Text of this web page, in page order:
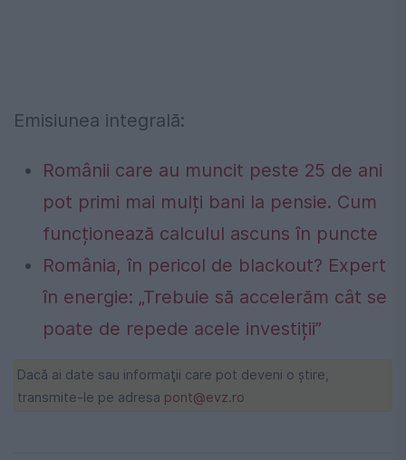
Emisiunea integrală:
Românii care au muncit peste 25 de ani
pot primi mai mulți bani la pensie. Cum
funcționează calculul ascuns în puncte
România, în pericol de blackout? Expert
în energie: „Trebuie să accelerăm cât se
poate de repede acele investiții”
Dacă ai date sau informaţii care pot deveni o ştire,
transmite-le pe adresa pont@evz.ro